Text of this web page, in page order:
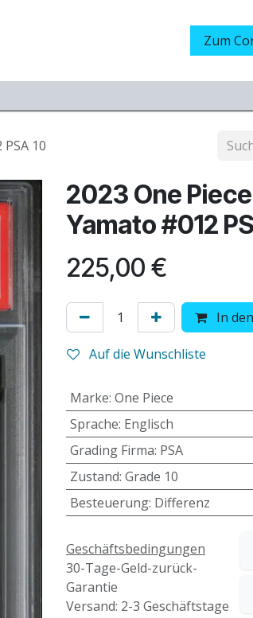
MessenZum
10
2023 One
Yamato #012
225,00 €
In
Auf die Wunschliste
Marke: One Piece
Sprache: Englisch
Grading Firma: PSA
Zustand: Grade 10
Besteuerung: Differenz
Geschäftsbedingungen
30-Tage-Geld-zurück-
Garantie
Versand: 2-3 Geschäftstage